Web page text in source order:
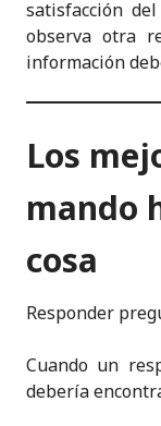
satisfacción
observa otra
información
Los
mando
cosa
Responder
Cuando un
debería